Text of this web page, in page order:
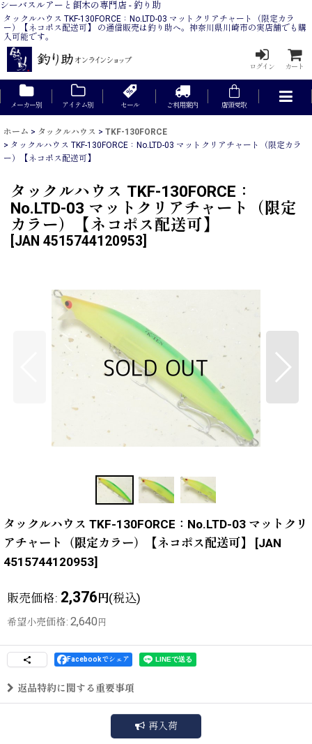
シーバスルアーと餌木の専門店 - 釣り助
タックルハウス TKF-130FORCE：No.LTD-03 マットクリアチャート（限定カラ
ー）【ネコポス配送可】 の通信販売は釣り助へ。神奈川県川崎市の実店舗でも購
入可能です。
ログイン カート
メーカー別 アイテム別 セール ご利用案内 店頭受取
ホーム > タックルハウス > TKF-130FORCE
> タックルハウス TKF-130FORCE：No.LTD-03 マットクリアチャート（限定カラ
ー）【ネコポス配送可】
タックルハウス TKF-130FORCE：
No.LTD-03 マットクリアチャート（限定
カラー）【ネコポス配送可】
JAN 4515744120953
タックルハウス TKF-130FORCE：No.LTD-03 マットクリ
アチャート（限定カラー）【ネコポス配送可】
[JAN
4515744120953]
販売価格: 2,376円(税込)
希望小売価格: 2,640 円
Facebookでシェア
返品特約に関する重要事項
再入荷